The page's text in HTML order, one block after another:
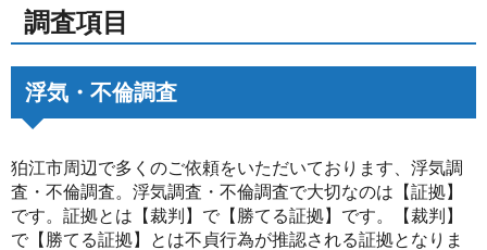
調査項目
浮気・不倫調査
狛江市周辺で多くのご依頼をいただいております、浮気調
査・不倫調査。浮気調査・不倫調査で大切なのは【証拠】
です。証拠とは【裁判】で【勝てる証拠】です。【裁判】
で【勝てる証拠】とは不貞行為が推認される証拠となりま